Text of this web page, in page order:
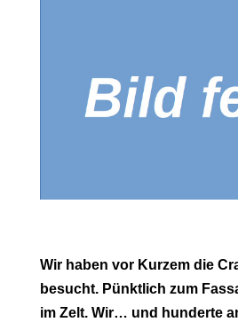
Wir haben vor Kurzem die
besucht. Pünktlich zum
im Zelt. Wir… und hunderte